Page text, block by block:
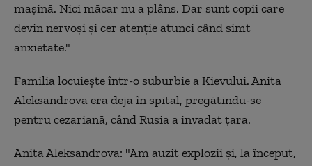
mașină. Nici măcar nu a plâns. Dar sunt copii care
devin nervoși și cer atenție atunci când simt
anxietate."
Familia locuiește într-o suburbie a Kievului. Anita
Aleksandrova era deja în spital, pregătindu-se
pentru cezariană, când Rusia a invadat țara.
Anita Aleksandrova: "Am auzit explozii și, la început,